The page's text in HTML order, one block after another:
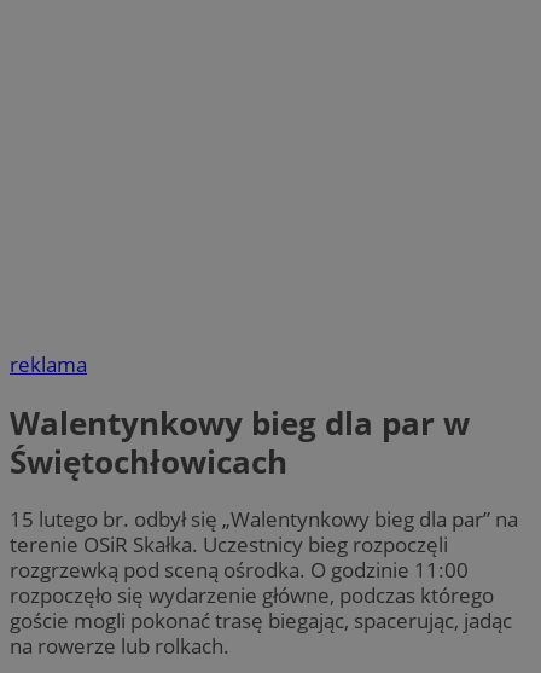
reklama
Walentynkowy bieg dla par w
Świętochłowicach
15 lutego br. odbył się „Walentynkowy bieg dla par” na
terenie OSiR Skałka. Uczestnicy bieg rozpoczęli
rozgrzewką pod sceną ośrodka. O godzinie 11:00
rozpoczęło się wydarzenie główne, podczas którego
goście mogli pokonać trasę biegając, spacerując, jadąc
na rowerze lub rolkach.